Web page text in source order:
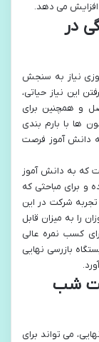
افزایش می دهد.
در
نیاز به سنجش
این نیاز حیاتی،
و همچنین برای
ها با بارم بندی
دانش آموز فرصت
که به دانش آموز
و برای مباحثی که
تجربه شرکت در این
را به میزان قابل
کسب نمره عالی
بازرسی نهایی
شب
می تواند برای